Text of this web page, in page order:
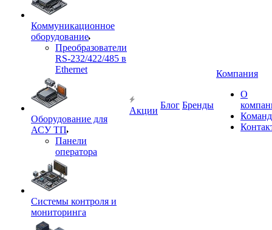
Коммуникационное
оборудование
Преобразователи
RS-232/422/485 в
Ethernet
Оборудование для
АСУ ТП
Панели
оператора
Системы контроля и
мониторинга
Акции
Блог Бренды
Компания
О